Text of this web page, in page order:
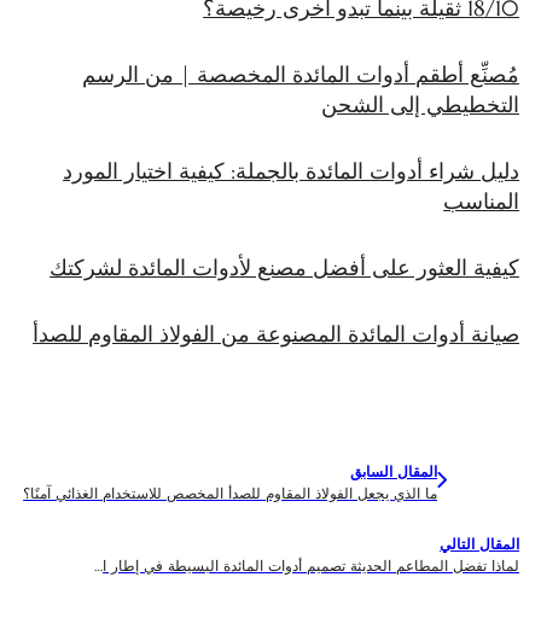
18/10 ثقيلة بينما تبدو أخرى رخيصة؟
مُصنِّع أطقم أدوات المائدة المخصصة | من الرسم
التخطيطي إلى الشحن
دليل شراء أدوات المائدة بالجملة: كيفية اختيار المورد
المناسب
كيفية العثور على أفضل مصنع لأدوات المائدة لشركتك
صيانة أدوات المائدة المصنوعة من الفولاذ المقاوم للصدأ
المقال السابق
ما الذي يجعل الفولاذ المقاوم للصدأ المخصص للاستخدام الغذائي آمنًا؟
المقال التالي
لماذا تفضل المطاعم الحديثة تصميم أدوات المائدة البسيطة في إطار استراتيجيتها التسويقية؟